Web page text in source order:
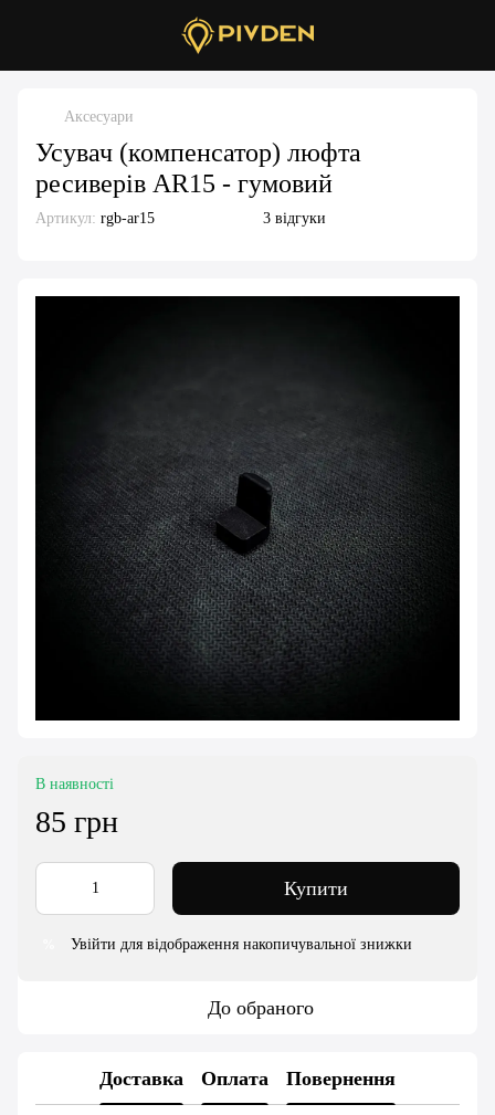
Аксесуари
Усувач (компенсатор) люфта
ресиверів AR15 - гумовий
Артикул: rgb-ar15 3 відгуки
В наявності
85 грн
Купити
Увійти для відображення накопичувальної знижки
До обраного
Доставка Оплата Повернення